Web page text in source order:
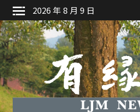
Skip
to
content
2026 年 8 月 9 日